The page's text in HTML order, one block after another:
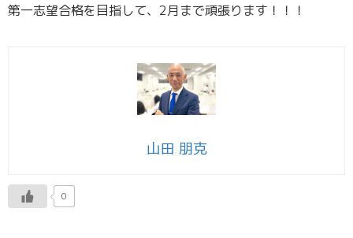
第一志望合格を目指して、2月まで頑張ります！！！
山田 朋克
0